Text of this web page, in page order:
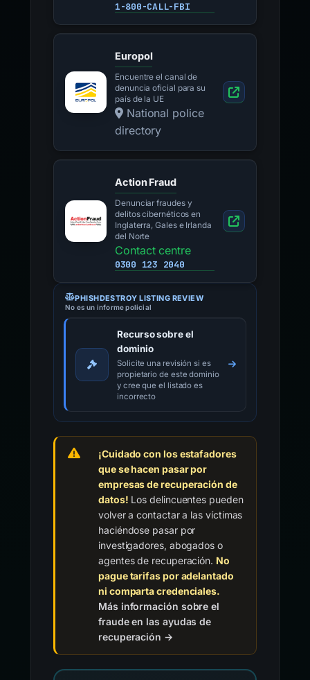
1-800-CALL-FBI
Europol
Encuentre el canal de
denuncia oficial para su
país de la UE
National police
directory
Action Fraud
Denunciar fraudes y
delitos cibernéticos en
Inglaterra, Gales e Irlanda
del Norte
Contact centre
0300 123 2040
PHISHDESTROY LISTING REVIEW
No es un informe policial
Recurso sobre el
dominio
Solicite una revisión si es
propietario de este dominio
y cree que el listado es
incorrecto
¡Cuidado con los estafadores
que se hacen pasar por
empresas de recuperación de
datos! Los delincuentes pueden
volver a contactar a las víctimas
haciéndose pasar por
investigadores, abogados o
agentes de recuperación. No
pague tarifas por adelantado
ni comparta credenciales.
Más información sobre el
fraude en las ayudas de
recuperación →